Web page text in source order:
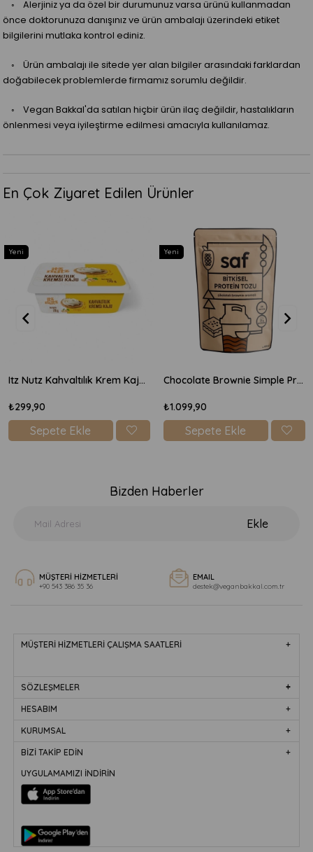
◦ Alerjiniz ya da özel bir durumunuz varsa ürünü kullanmadan
önce doktorunuza danışınız ve ürün ambalajı üzerindeki etiket
bilgilerini mutlaka kontrol ediniz.
◦ Ürün ambalajı ile sitede yer alan bilgiler arasındaki farklardan
doğabilecek problemlerde firmamız sorumlu değildir.
◦ Vegan Bakkal'da satılan hiçbir ürün ilaç değildir, hastalıkların
önlenmesi veya iyileştirme edilmesi amacıyla kullanılamaz.
En Çok Ziyaret Edilen Ürünler
Itz Nutz Kahvaltılık Krem Kaju Peyniri 170gr
₺299,90
Sepete Ekle
Yeni
Chocolate Brownie Simple Protein Mix 600gr
₺1.099,90
Sepete Ekle
Yeni
Bizden Haberler
Ekle
MÜŞTERİ HİZMETLERİ
+90 543 386 35 36
EMAIL
destek@veganbakkal.com.tr
MÜŞTERİ HİZMETLERİ ÇALIŞMA SAATLERİ
SÖZLEŞMELER
HESABIM
KURUMSAL
BİZİ TAKİP EDİN
UYGULAMAMIZI İNDİRİN